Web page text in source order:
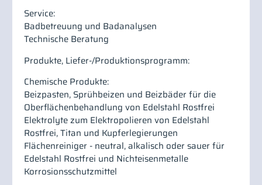
Service:
Badbetreuung und Badanalysen
Technische Beratung
Produkte, Liefer-/Produktionsprogramm:
Chemische Produkte:
Beizpasten, Sprühbeizen und Beizbäder für die
Oberflächenbehandlung von Edelstahl Rostfrei
Elektrolyte zum Elektropolieren von Edelstahl
Rostfrei, Titan und Kupferlegierungen
Flächenreiniger - neutral, alkalisch oder sauer für
Edelstahl Rostfrei und Nichteisenmetalle
Korrosionsschutzmittel